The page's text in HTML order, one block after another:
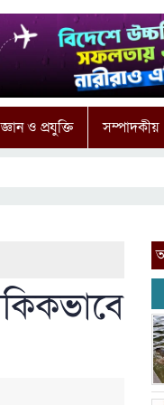
ও প্রযুক্তি সম্পাদকীয়